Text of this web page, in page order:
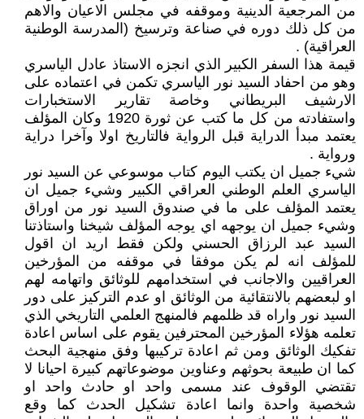
من المرجعية الدينية وموقفه في مجلس الاعيان والاهم
من كل ذلك دوره في صناعة وترسيخ (المدرسة الوطنية
العراقية) .
قيمة هذا السفر الكبير الذي انجزه الاستاذ عادل الياسري
وهو من احفاد السيد نور الياسري تكمن في اعتماده على
الارشيف البريطاني وخاصة تقارير الاستخبارات
واستفادته من كل ما كتب عن ثورة 1920 وكان المؤلف
يعتمد مبدأ الدراية قبل الرواية فالتاريخ اولا وآخرا دراية
ورواية .
شيء جميل ان يكتب اليوم كتاب موسوعي عن السيد نور
الياسري العلم الوطني العراقي الكبير وشيء جميل ان
يعتمد المؤلف على ما في صندوق السيد نور من اوراق
وشيء جميل ان يوجهه اي يوجه المؤلف شيخنا واستاذتنا
السيد عبد الرزاق الحسني ولكن فقط اريد ان اقول
للمؤلف انه لم يكن موفقا في موقفه من المؤرخين
العراقيين والاجانب في استخدامهم للوثائق واتهامه لهم
او لبعضهم بالانتقائية من الوثائق او عدم التركيز على دور
السيد نور واراه قد ظلمهم فالمنهج العلمي التاريخي الذي
تعلمه هؤلاء المؤرخين المحترفين يقوم على اساس اعادة
تفكيك الوثائق ومن ثم اعادة تركيبها وفق منهجية البحث
كما ان طبيعة بحوثهم وعناوين موضوعاتهم كبيرة احيانا لا
تقتضي الوقوف عند مسمى واحد او حادث واحد او
شخصية واحدة وانما اعادة تشكيل الحدث كما وقع